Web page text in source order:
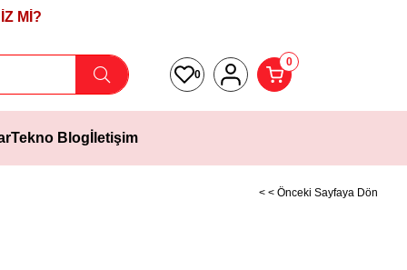
Mİ?
0
0
Tekno Blog İletişim
< < Önceki Sayfaya Dön